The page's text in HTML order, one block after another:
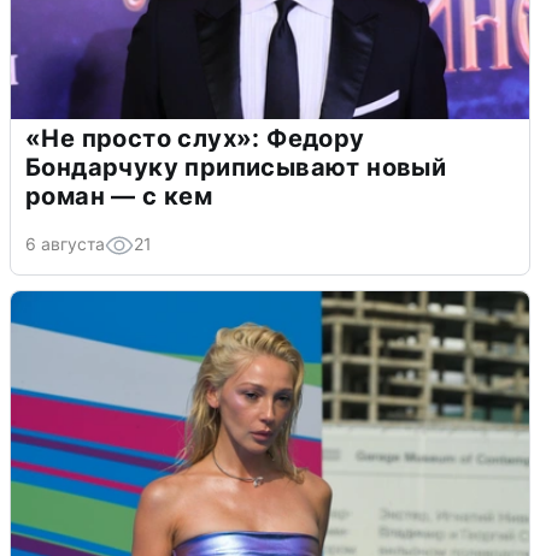
«Не просто слух»: Федору
Бондарчуку приписывают новый
роман — с кем
6 августа 21